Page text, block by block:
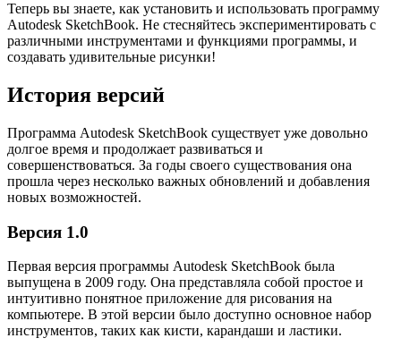
Теперь вы знаете, как установить и использовать программу
Autodesk SketchBook. Не стесняйтесь экспериментировать с
различными инструментами и функциями программы, и
создавать удивительные рисунки!
История версий
Программа Autodesk SketchBook существует уже довольно
долгое время и продолжает развиваться и
совершенствоваться. За годы своего существования она
прошла через несколько важных обновлений и добавления
новых возможностей.
Версия 1.0
Первая версия программы Autodesk SketchBook была
выпущена в 2009 году. Она представляла собой простое и
интуитивно понятное приложение для рисования на
компьютере. В этой версии было доступно основное набор
инструментов, таких как кисти, карандаши и ластики.